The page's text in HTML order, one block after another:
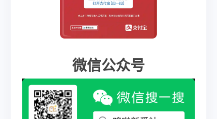
微信公众号